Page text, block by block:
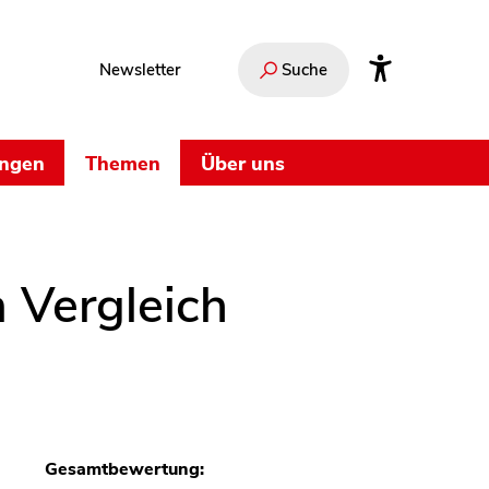
Newsletter Suche
Themen Über uns
Gesamtbewertung: